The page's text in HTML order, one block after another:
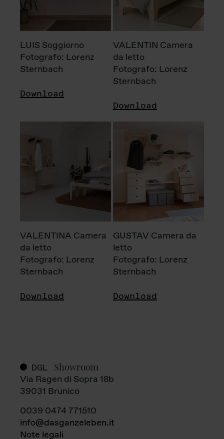
LUIS Soggiorno
Fotografo: Lorenz
Sternbach
Download
VALENTIN Camera
da letto
Fotografo: Lorenz
Sternbach
Download
VALENTINA Camera
da letto
Fotografo: Lorenz
Sternbach
Download
GUSTAV Camera da
letto
Fotografo: Lorenz
Sternbach
Download
DGL Showroom
Via Ragen di Sopra 18b
39031 Brunico
0039 0474 771510
info@dasganzeleben.it
Note legali